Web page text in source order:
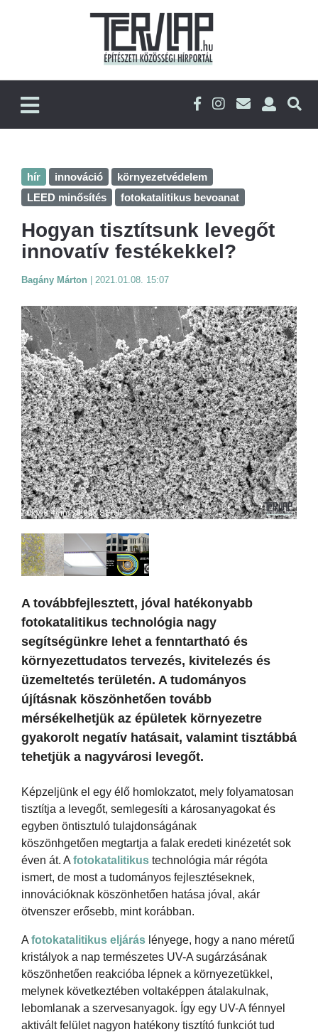
hír innováció
környezetvédelem
LEED minősítés
fotokatalitikus bevoanat
Hogyan tisztítsunk levegőt
innovatív festékekkel?
Bagány Márton 2021.01.08. 15:07
A továbbfejlesztett, jóval hatékonyabb
fotokatalitikus technológia nagy
segítségünkre lehet a fenntartható és
környezettudatos tervezés, kivitelezés és
üzemeltetés területén. A tudományos
újításnak köszönhetően tovább
mérsékelhetjük az épületek környezetre
gyakorolt negatív hatásait, valamint tisztábbá
tehetjük a nagyvárosi levegőt.
Képzeljünk el egy élő homlokzatot, mely folyamatosan
tisztítja a levegőt, semlegesíti a károsanyagokat és
egyben öntisztuló tulajdonságának
köszönhgetően megtartja a falak eredeti kinézetét sok
éven át. A fotokatalitikus technológia már régóta
ismert, de most a tudományos fejlesztéseknek,
innovációknak köszönhetően hatása jóval, akár
ötvenszer erősebb, mint korábban.
A fotokatalitikus eljárás lényege, hogy a nano méretű
kristályok a nap természetes UV-A sugárzásának
köszönhetően reakcióba lépnek a környezetükkel,
melynek következtében voltaképpen átalakulnak,
lebomlanak a szervesanyagok. Így egy UV-A fénnyel
aktivált felület nagyon hatékony tisztító funkciót tud